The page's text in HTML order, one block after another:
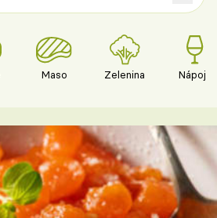
Maso Zelenina Nápoje